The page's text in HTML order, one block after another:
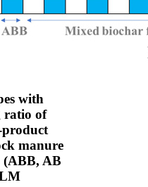
with
ratio of
manure
(ABB, AB